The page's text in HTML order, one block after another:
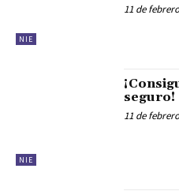
NIE
11 de
NIE
seguro!
11 de